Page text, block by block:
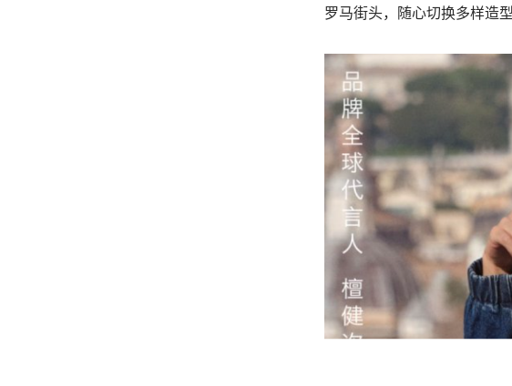
罗马街头，随心切换多样造型